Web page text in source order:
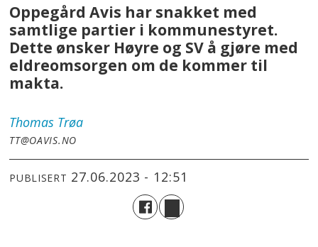
Oppegård Avis har snakket med
samtlige partier i kommunestyret.
Dette ønsker Høyre og SV å gjøre med
eldreomsorgen om de kommer til
makta.
Thomas Trøa
TT@OAVIS.NO
PUBLISERT 27.06.2023 - 12:51